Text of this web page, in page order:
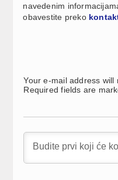
navedenim
obavestite preko
Your e-mail address will
Required fields are